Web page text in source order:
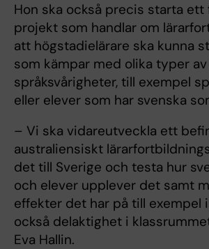
Hon ska också precis starta
projekt som handlar om
att högstadielärare ska kunna
som kämpar med olika typer
språksvårigheter, till exempel
eller elever som har svenska
– Vi ska vidareutveckla ett
australiensiskt
det till Sverige och testa hur
och elever upplever det samt
effekter det har på till exempel
också delaktighet i
Eva Hallin.